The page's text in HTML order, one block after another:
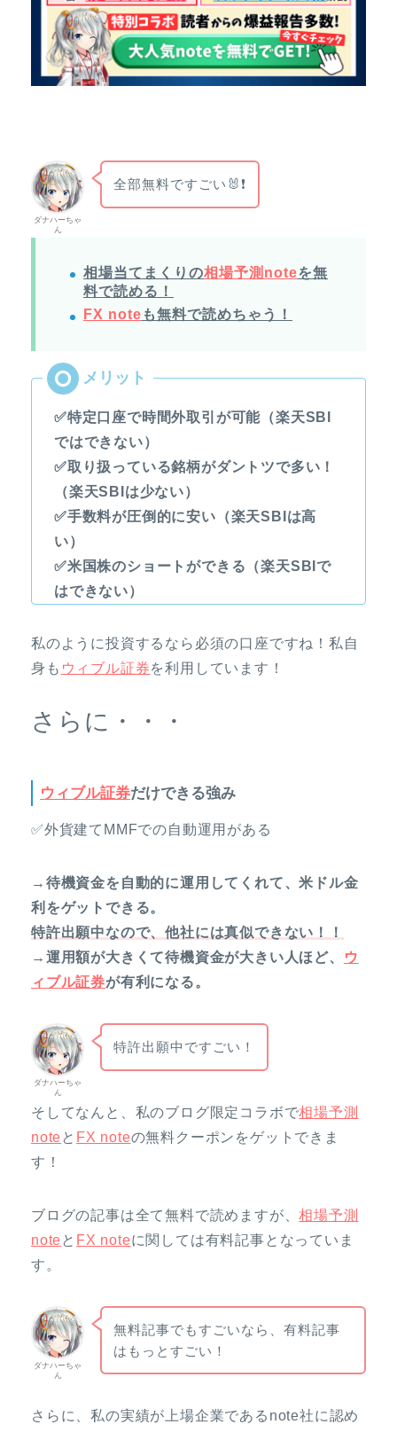
ダナハーちゃ
ん
全部無料ですごい🐰❗
相場当てまくりの相場予測noteを無
料で読める！
FX note も無料で読めちゃう！
✅特定口座で時間外取引が可能（楽天SBI
ではできない）
✅取り扱っている銘柄がダントツで多い！
（楽天SBIは少ない）
✅手数料が圧倒的に安い（楽天SBIは高
い）
✅米国株のショートができる（楽天SBIで
はできない）
私のように投資するなら必須の口座ですね！私自
身も ウィブル証券を利用しています！
さらに・・・
ウィブル証券だけできる強み
✅外貨建てMMFでの自動運用がある
→待機資金を自動的に運用してくれて、米ドル金
利をゲットできる。
特許出願中なので、他社には真似できない！！
→運用額が大きくて待機資金が大きい人ほど、
ウ
ィブル証券が有利になる。
ダナハーちゃ
ん
特許出願中ですごい！
そしてなんと、私のブログ限定コラボで相場予測
note と FX noteの無料クーポンをゲットできま
す！
ブログの記事は全て無料で読めますが、相場予測
note と FX noteに関しては有料記事となっていま
す。
ダナハーちゃ
ん
無料記事でもすごいなら、有料記事
はもっとすごい！
さらに、私の実績が上場企業であるnote社に認め